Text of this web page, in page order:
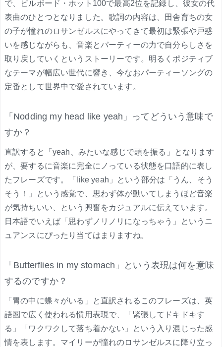
で、ビルボード・ホット100で最高2位を記録し、彼女の代
表曲のひとつとなりました。歌詞の内容は、田舎育ちの女
の子が憧れのロサンゼルスにやってきて最初は緊張や戸惑
いを感じながらも、音楽とパーティーの力で自分らしさを
取り戻していくというストーリーです。明るくポジティブ
なテーマが幅広い世代に響き、今なおパーティーソングの
定番として世界中で愛されています。
「Nodding my head like yeah」ってどういう意味で
すか？
直訳すると「yeah、みたいな感じで頭を振る」となります
が、要するに音楽に完全にノっている状態を口語的に表し
たフレーズです。「like yeah」という部分は「うん、そう
そう！」という感覚で、思わず体が動いてしまうほど音楽
が気持ちいい、という興奮をカジュアルに伝えています。
日本語でいえば「思わずノリノリになっちゃう」というニ
ュアンスにぴったり当てはまりますね。
「Butterflies in my stomach」という表現は何を意味
するのですか？
「胃の中に蝶々がいる」と直訳されるこのフレーズは、英
語圏で広く使われる慣用表現で、「緊張してドキドキす
る」「ワクワクして落ち着かない」という入り混じった感
情を表します。マイリーが憧れのロサンゼルスに降り立っ